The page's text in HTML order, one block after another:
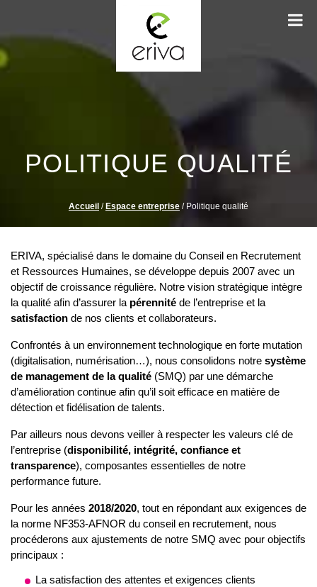
POLITIQUE QUALITÉ
Accueil / Espace entreprise / Politique qualité
ERIVA, spécialisé dans le domaine du Conseil en Recrutement
et Ressources Humaines, se développe depuis 2007 avec un
objectif de croissance régulière. Notre vision stratégique intègre
la qualité afin d’assurer la pérennité de l’entreprise et la
satisfaction de nos clients et collaborateurs.
Confrontés à un environnement technologique en forte mutation
(digitalisation, numérisation…), nous consolidons notre système
de management de la qualité (SMQ) par une démarche
d’amélioration continue afin qu’il soit efficace en matière de
détection et fidélisation de talents.
Par ailleurs nous devons veiller à respecter les valeurs clé de
l’entreprise (disponibilité, intégrité, confiance et
transparence), composantes essentielles de notre
performance future.
Pour les années 2018/2020, tout en répondant aux exigences de
la norme NF353-AFNOR du conseil en recrutement, nous
procéderons aux ajustements de notre SMQ avec pour objectifs
principaux :
La satisfaction des attentes et exigences clients